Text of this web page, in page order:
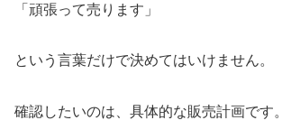
「頑張って売ります」
という言葉だけで決めてはいけません。
確認したいのは、具体的な販売計画です。